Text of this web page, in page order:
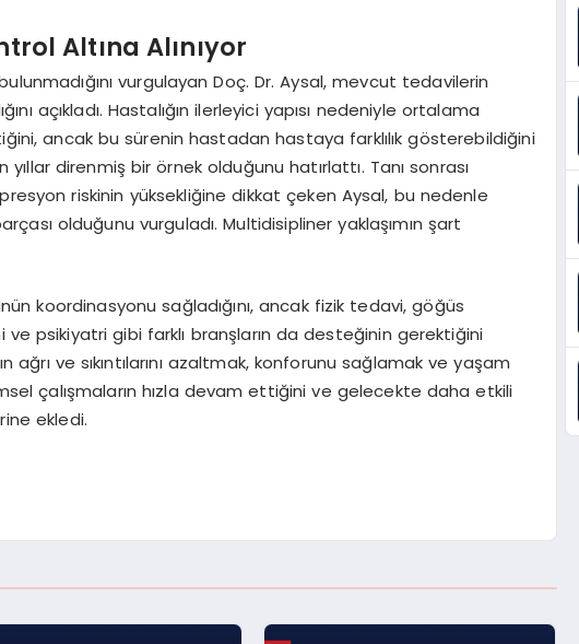
Altına Alınıyor
vurgulayan Doç. Dr. Aysal, mevcut tedavilerin
açıkladı. Hastalığın ilerleyici yapısı nedeniyle ortalama
ancak bu sürenin hastadan hastaya farklılık gösterebildiğini
direnmiş bir örnek olduğunu hatırlattı. Tanı sonrası
riskinin yüksekliğine dikkat çeken Aysal, bu nedenle
olduğunu vurguladı. Multidisipliner yaklaşımın şart
koordinasyonu sağladığını, ancak fizik tedavi, göğüs
psikiyatri gibi farklı branşların da desteğinin gerektiğini
ve sıkıntılarını azaltmak, konforunu sağlamak ve yaşam
çalışmaların hızla devam ettiğini ve gelecekte daha etkili
ekledi.